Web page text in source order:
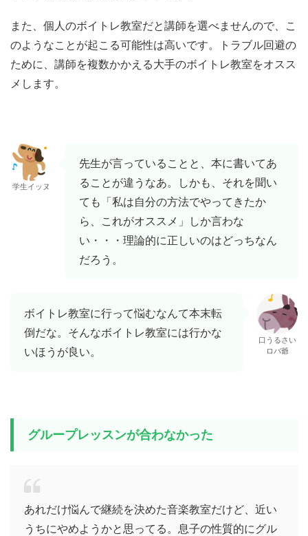
また、個人のボイトレ教室だと講師を選べませんので、こ
のようなことが起こる可能性は高いです。トラブル回避の
ために、講師を複数かかえる大手のボイトレ教室をオスス
メします。
学生イッヌ
先生が言っていることと、本に書いてあ
ることが違うなあ。しかも、それを聞い
ても「私は自分の方法でやってきたか
ら、これがオススメ」しか言わな
い・・・理論的に正しいのはどっちなん
だろう。
ボイトレ教室に行って悩むなんて本末転
倒だな。そんなボイトレ教室には行かな
いほうが良い。
口うるさい
ロバ爺
グループレッスンが合わなかった
あれだけ悩んで継続を決めた音楽教室だけど、近い
うちにやめようかと思ってる。息子の性質的にグル